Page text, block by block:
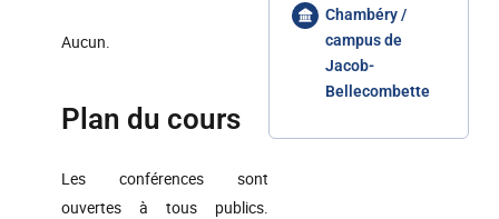
Aucun.
Plan du cours
Les conférences sont
ouvertes à tous publics.
Chambéry /
campus de
Jacob-
Bellecombette